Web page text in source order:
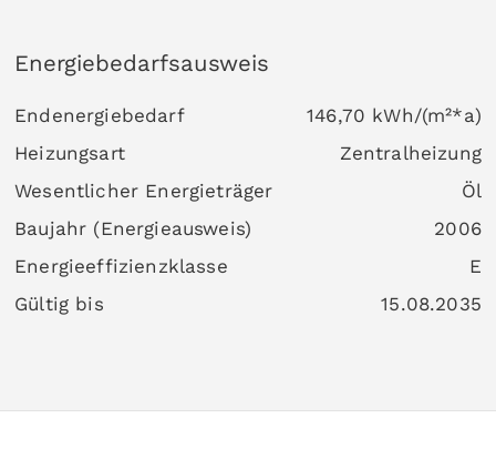
Energiebedarfsausweis
Endenergiebedarf
146,70 kWh/(m²*a)
Heizungsart
Zentralheizung
Wesentlicher Energieträger
Öl
Baujahr (Energieausweis)
2006
Energieeffizienzklasse
E
Gültig bis
15.08.2035